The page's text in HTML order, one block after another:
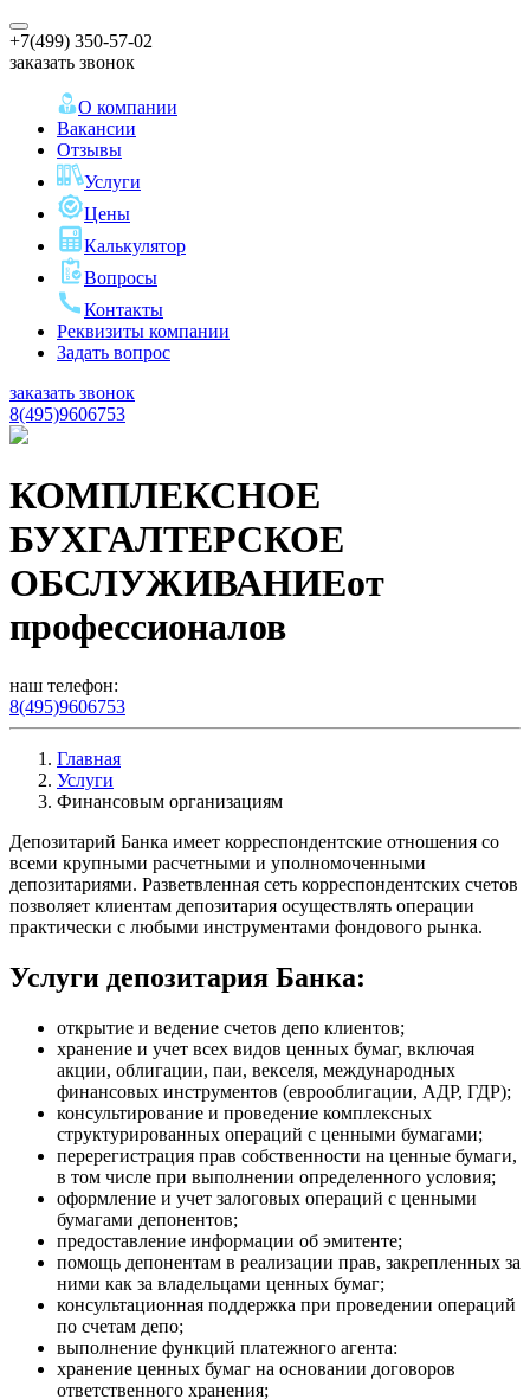
+7(499) 350-57-02
заказать звонок
О компании
Вакансии
Отзывы
Услуги
Цены
Калькулятор
Вопросы
Контакты
Реквизиты компании
Задать вопрос
заказать звонок
8(495)9606753
КОМПЛЕКСНОЕ
БУХГАЛТЕРСКОЕ
ОБСЛУЖИВАНИЕот
профессионалов
наш телефон:
8(495)9606753
Главная
Услуги
Финансовым организациям
Депозитарий Банка имеет корреспондентские отношения со
всеми крупными расчетными и уполномоченными
депозитариями. Разветвленная сеть корреспондентских счетов
позволяет клиентам депозитария осуществлять операции
практически с любыми инструментами фондового рынка.
Услуги депозитария Банка:
открытие и ведение счетов депо клиентов;
хранение и учет всех видов ценных бумаг, включая
акции, облигации, паи, векселя, международных
финансовых инструментов (еврооблигации, АДР, ГДР);
консультирование и проведение комплексных
структурированных операций с ценными бумагами;
перерегистрация прав собственности на ценные бумаги,
в том числе при выполнении определенного условия;
оформление и учет залоговых операций с ценными
бумагами депонентов;
предоставление информации об эмитенте;
помощь депонентам в реализации прав, закрепленных за
ними как за владельцами ценных бумаг;
консультационная поддержка при проведении операций
по счетам депо;
выполнение функций платежного агента:
хранение ценных бумаг на основании договоров
ответственного хранения;